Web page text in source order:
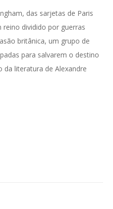
das sarjetas de Paris
dividido por guerras
britânica, um grupo de
para salvarem o destino
da literatura de Alexandre